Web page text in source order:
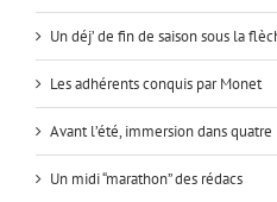
Un déj’ de fin de saison sous la
Les adhérents conquis par Monet
Avant l’été, immersion dans
Un midi “marathon” des rédacs